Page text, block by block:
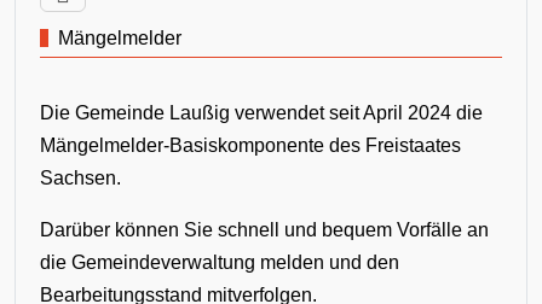
Mängelmelder
Die Gemeinde Laußig verwendet seit April 2024 die
Mängelmelder-Basiskomponente des Freistaates
Sachsen.
Darüber können Sie schnell und bequem Vorfälle an
die Gemeindeverwaltung melden und den
Bearbeitungsstand mitverfolgen.